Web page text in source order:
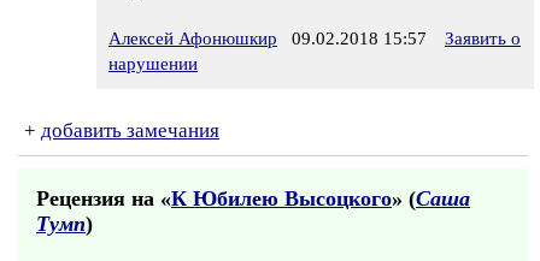
Алексей Афонюшкир 09.02.2018 15:57
Заявить о
нарушении
+ добавить замечания
Рецензия на «К Юбилею Высоцкого» (Саша
Тумп)